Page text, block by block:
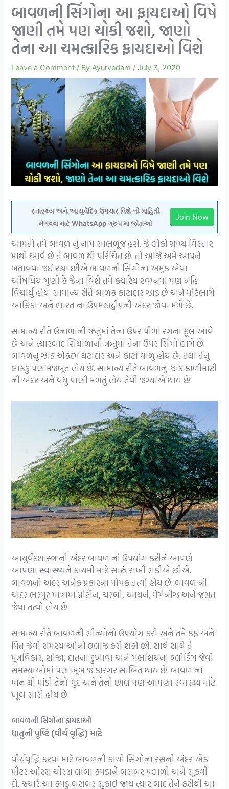
બાવળની સિંગોના આ ફાયદાઓ વિષે
જાણી તમે પણ ચોકી જશો, જાણો
તેના આ ચમત્કારિક ફાયદાઓ વિશે
Leave a Comment / ByAyurvedam /July 3, 2020
સ્વાસ્થ્ય અને આયુર્વેદિક ઉપચાર વિશે ની માહિતી
મેળવવા માટે WhatsApp ગ્રુપ મા જોડાઓ
Join Now
આમતો તમે બાવળ નું નામ સાભળૂજ હશે. જે લોકો ગ્રામ્ય વિસ્તાર
માથી આવે છે તે બાવળ થી પરિચિત છે. તો આજે અમે આપને
બતાવવા જઈ રહ્યા છીએ બાવળની સિંગોના અમુક એવા
ઔષધિય ગુણો કે જેના વિશે તમે ક્યારેય સ્વપ્નમાં પણ નહિ
વિચાર્યું હોય. સામાન્ય રીતે બાળક કાંટાદાર ઝાડ છે અને મોટેભાગે
આફ્રિકા અને ભારત ના ઉપમહાદ્વીપની અંદર જોવા મળે છે.
સામાન્ય રીતે ઉનાળાની ઋતુમાં તેના ઉપર પીળા રંગના ફૂલ આવે
છે અને ત્યારબાદ શિયાળાની ઋતુમાં તેના ઉપર સિંગો લાગે છે.
બાવળનું ઝાડ એકદમ ઘટાદાર અને કાંટા વાળું હોય છે, તથા તેનું
લાકડું પણ મજબૂત હોય છે. સામાન્ય રીતે બાવળનું ઝાડ કાળીમાટી
ની અંદર અને વધુ પાણી મળતું હોય તેવી જગ્યાએ થાય છે.
આયુર્વેદશાસ્ત્ર ની અંદર બાવળ નો ઉપયોગ કરીને આપણે
આપણા સ્વાસ્થ્યને કાયમી માટે સારું રાખી શકીએ છીએ.
બાવળની અંદર અનેક પ્રકારના પોષક તત્વો હોય છે. બાવળ ની
અંદર ભરપૂર માત્રામાં પ્રોટીન, ચરબી, આયર્ન, મેગેનીઝ અને જસત
જેવા તત્વો હોય છે.
સામાન્ય રીતે બાવળની શીન્ગોનો ઉપયોગ કરી અને તમે કફ અને
પિત જેવી સમસ્યાઓનો ઇલાજ કરી શકો છો. સાથે સાથે તે
મૂત્રવિકાર, સોજા, દાતના દુખાવા અને ગર્ભાશયના બ્લીડિંગ જેવી
સમસ્યાઓમાં પણ ખૂબ જ કારગર સાબિત થાય છે. બાવળ ના
પાન થી માંડી તેનો ગુંદ અને તેની છાલ પણ આપણા સ્વાસ્થ્ય માટે
ખૂબ સારી હોય છે.
બાવળની સિંગોના ફાયદાઓ
ધાતુની પુષ્ટિ (વીર્ય વૃદ્ધિ) માટે
વીર્યવૃદ્ધિ કરવા માટે બાવળની કાચી સિંગોના રસની અંદર એક
મીટર ઓરસ ચોરસ લાંબા કપડાને બરાબર પલાળી અને સૂકવી
દો. જ્યારે આ કપડુ બરાબર સુકાઈ જાય ત્યાર બાદ તેને ફરીથી આ